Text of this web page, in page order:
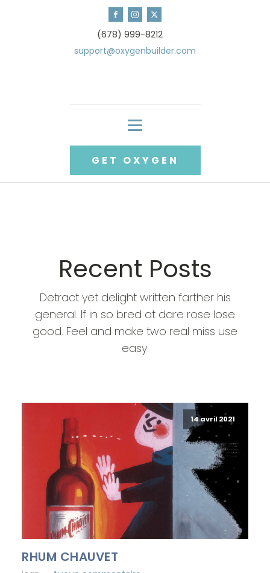
(678) 999-8212
support@oxygenbuilder.com
GET OXYGEN
Recent Posts
Detract yet delight written farther his
general. If in so bred at dare rose lose
good. Feel and make two real miss use
easy.
14 avril 2021
RHUM CHAUVET